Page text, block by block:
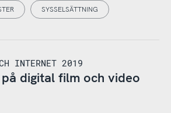
SYSSELSÄTTNING
INTERNET 2019
digital film och video